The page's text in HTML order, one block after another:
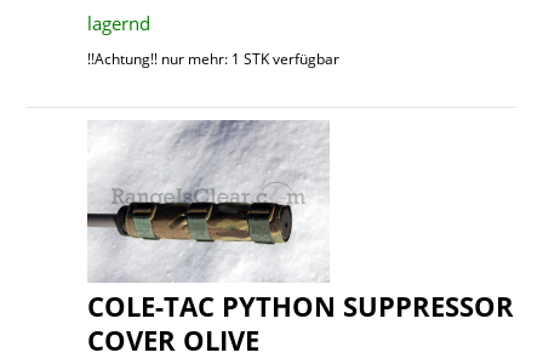
lagernd
!!Achtung!! nur mehr: 1 STK verfügbar
COLE-TAC PYTHON SUPPRESSOR
COVER OLIVE